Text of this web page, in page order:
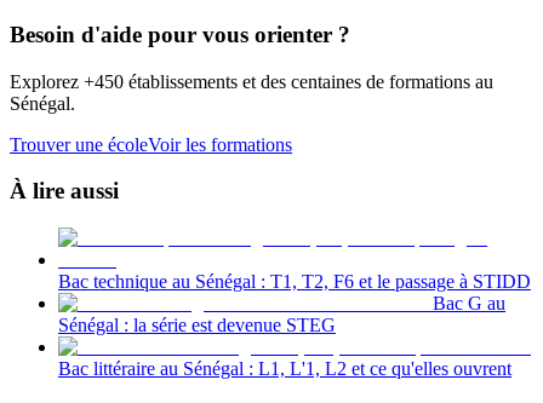
Besoin d'aide pour vous orienter ?
Explorez +450 établissements et des centaines de formations au
Sénégal.
Trouver une écoleVoir les formations
À lire aussi
Bac technique au Sénégal : T1, T2, F6 et le passage à STIDD
Bac G au
Sénégal : la série est devenue STEG
Bac littéraire au Sénégal : L1, L'1, L2 et ce qu'elles ouvrent